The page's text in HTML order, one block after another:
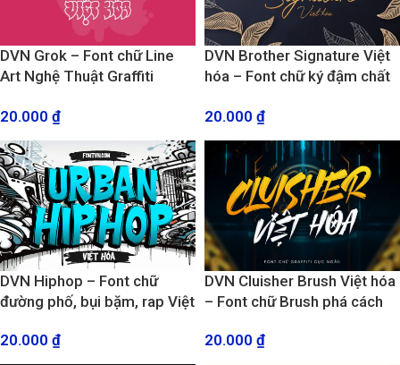
DVN Grok – Font chữ Line
Art Nghệ Thuật Graffiti
20.000 ₫
DVN Brother Signature Việt
hóa – Font chữ ký đậm chất
20.000 ₫
DVN Hiphop – Font chữ
đường phố, bụi bặm, rap Việt
20.000 ₫
DVN Cluisher Brush Việt hóa
– Font chữ Brush phá cách
20.000 ₫